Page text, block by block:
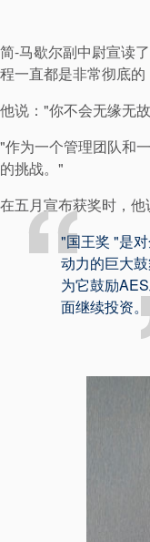
简-马歇尔副中尉宣读
程一直都是非常彻底的
他说："你不会无缘无
"作为一个管理团队和
的挑战。"
在五月宣布获奖时，他
"国王奖 "是
动力的巨大
为它鼓励
面继续投资。